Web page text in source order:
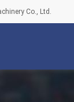
Co., Ltd.